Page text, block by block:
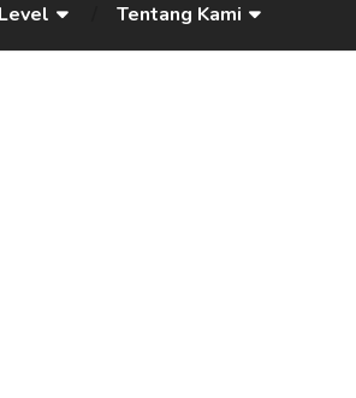
Level Tentang Kami